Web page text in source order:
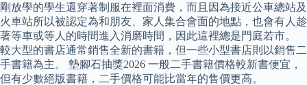
剛放學的學生還穿著制服在裡面消費，而且因為接近公車總站及
火車站所以被認定為和朋友、家人集合會面的地點，也會有人趁
著等車或等人的時間進入消磨時間，因此這裡總是門庭若市。
較大型的書店通常銷售全新的書籍，但一些小型書店則以銷售二
手書籍為主。 墊腳石抽獎2026 一般二手書籍價格較新書便宜，
但有少數絕版書籍，二手價格可能比當年的售價更高。